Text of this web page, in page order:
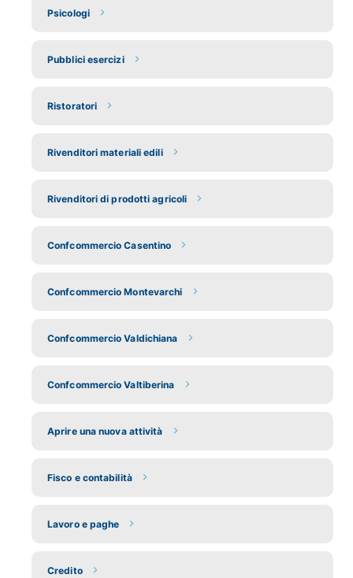
Psicologi
Pubblici esercizi
Ristoratori
Rivenditori materiali edili
Rivenditori di prodotti agricoli
Confcommercio Casentino
Confcommercio Montevarchi
Confcommercio Valdichiana
Confcommercio Valtiberina
Aprire una nuova attività
Fisco e contabilità
Lavoro e paghe
Credito